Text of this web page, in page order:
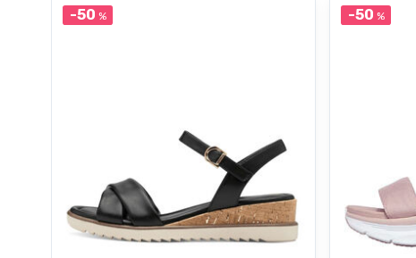
-50 % -50 %